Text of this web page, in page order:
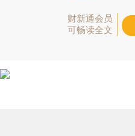
财新通会员
可畅读全文